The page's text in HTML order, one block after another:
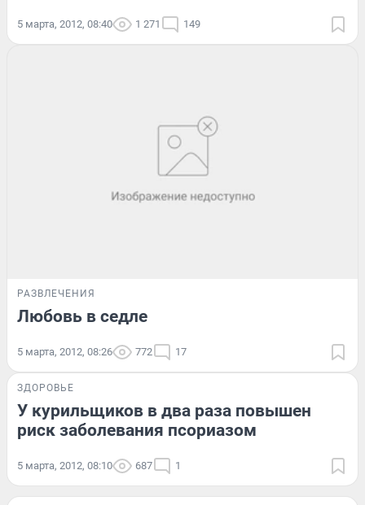
5 марта, 2012, 08:40 1 271 149
РАЗВЛЕЧЕНИЯ
Любовь в седле
5 марта, 2012, 08:26 772 17
ЗДОРОВЬЕ
У курильщиков в два раза повышен
риск заболевания псориазом
5 марта, 2012, 08:10 687 1